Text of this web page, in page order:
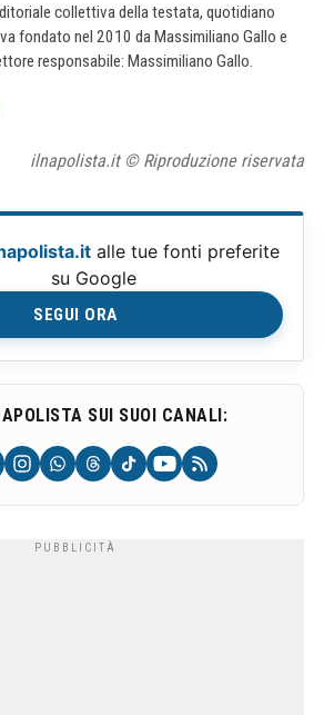
collettiva della testata, quotidiano
fondato nel 2010 da Massimiliano Gallo e
responsabile: Massimiliano Gallo.
ilnapolista.it © Riproduzione riservata
alle tue fonti preferite
su Google
SEGUI ORA
SUI SUOI CANALI: